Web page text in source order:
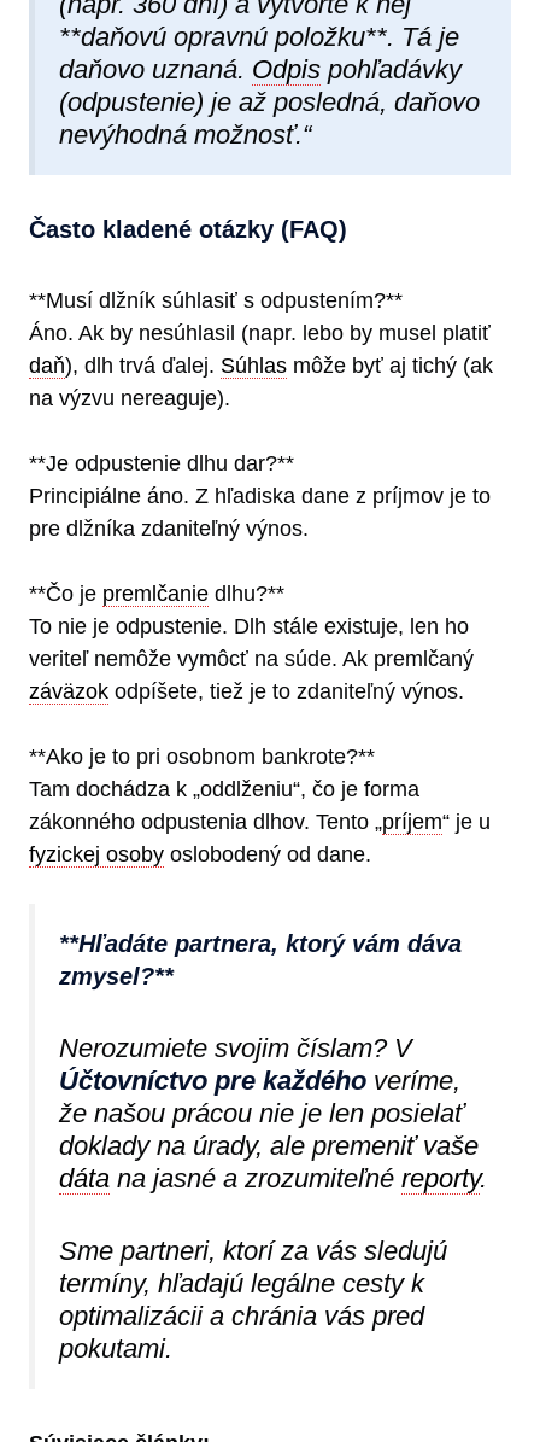
**daňovú opravnú položku**. Tá je
daňovo uznaná. Odpis pohľadávky
(odpustenie) je až posledná, daňovo
nevýhodná možnosť.“
Často kladené otázky (FAQ)
**Musí dlžník súhlasiť s odpustením?**
Áno. Ak by nesúhlasil (napr. lebo by musel platiť
daň), dlh trvá ďalej. Súhlas môže byť aj tichý (ak
na výzvu nereaguje).
**Je odpustenie dlhu dar?**
Principiálne áno. Z hľadiska dane z príjmov je to
pre dlžníka zdaniteľný výnos.
**Čo je premlčanie dlhu?**
To nie je odpustenie. Dlh stále existuje, len ho
veriteľ nemôže vymôcť na súde. Ak premlčaný
záväzok odpíšete, tiež je to zdaniteľný výnos.
**Ako je to pri osobnom bankrote?**
Tam dochádza k „oddlženiu“, čo je forma
zákonného odpustenia dlhov. Tento „príjem“ je u
fyzickej osoby oslobodený od dane.
**Hľadáte partnera, ktorý vám dáva
zmysel?**
Nerozumiete svojim číslam? V
Účtovníctvo pre každého veríme,
že našou prácou nie je len posielať
doklady na úrady, ale premeniť vaše
dáta na jasné a zrozumiteľné reporty.
Sme partneri, ktorí za vás sledujú
termíny, hľadajú legálne cesty k
optimalizácii a chránia vás pred
pokutami.